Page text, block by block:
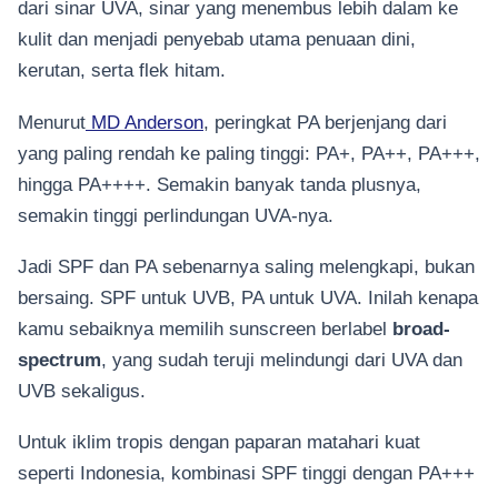
dari sinar UVA, sinar yang menembus lebih dalam ke
kulit dan menjadi penyebab utama penuaan dini,
kerutan, serta flek hitam.
Menurut MD Anderson , peringkat PA berjenjang dari
yang paling rendah ke paling tinggi: PA+, PA++, PA+++,
hingga PA++++. Semakin banyak tanda plusnya,
semakin tinggi perlindungan UVA-nya.
Jadi SPF dan PA sebenarnya saling melengkapi, bukan
bersaing. SPF untuk UVB, PA untuk UVA. Inilah kenapa
kamu sebaiknya memilih sunscreen berlabel broad-
spectrum, yang sudah teruji melindungi dari UVA dan
UVB sekaligus.
Untuk iklim tropis dengan paparan matahari kuat
seperti Indonesia, kombinasi SPF tinggi dengan PA+++